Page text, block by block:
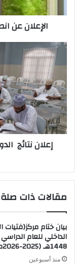
الإعلان عن
إعلان نتائج
مقالات ذات صلة
بيان ختام مركز(فتيات
1448هـ (2025-2026م)
منذ أسبوعين